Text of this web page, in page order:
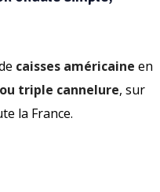
caisses américaine en
triple cannelure, sur
la France.